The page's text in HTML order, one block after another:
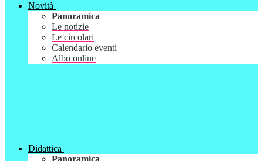
Novità
Panoramica
Le notizie
Le circolari
Calendario eventi
Albo online
Didattica